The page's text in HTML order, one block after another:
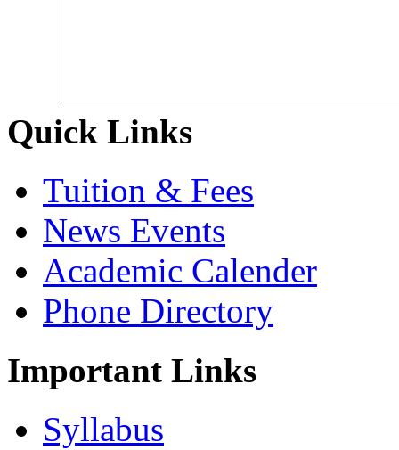
Quick Links
Tuition & Fees
News Events
Academic Calender
Phone Directory
Important Links
Syllabus